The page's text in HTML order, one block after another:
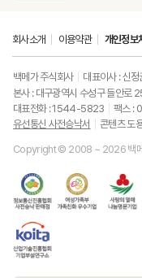
회사소개 이용약관 개인정보
백메가 주식회사 대표이사 : 신정
본사 : 대구광역시 수성구 들안로
대표전화 : 1544-5823
팩스 :
유선통신 사전승낙서
콘텐츠 도
Copyright © 2008 ~ 2026 백메
정
보
신
진
흥
협
가
랑
의
열
국
산
업